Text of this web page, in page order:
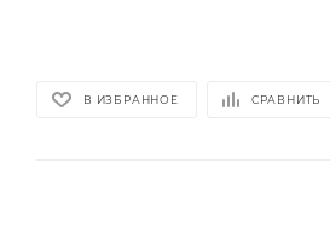
В ИЗБРАННОЕ СРАВНИТЬ